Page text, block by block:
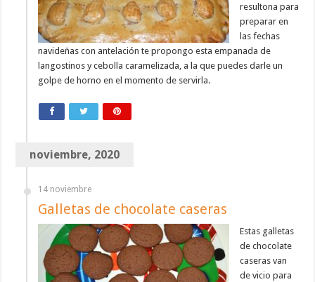
resultona para
preparar en
las fechas
navideñas con antelación te propongo esta empanada de
langostinos y cebolla caramelizada, a la que puedes darle un
golpe de horno en el momento de servirla.
noviembre, 2020
14 noviembre
Galletas de chocolate caseras
Estas galletas
de chocolate
caseras van
de vicio para